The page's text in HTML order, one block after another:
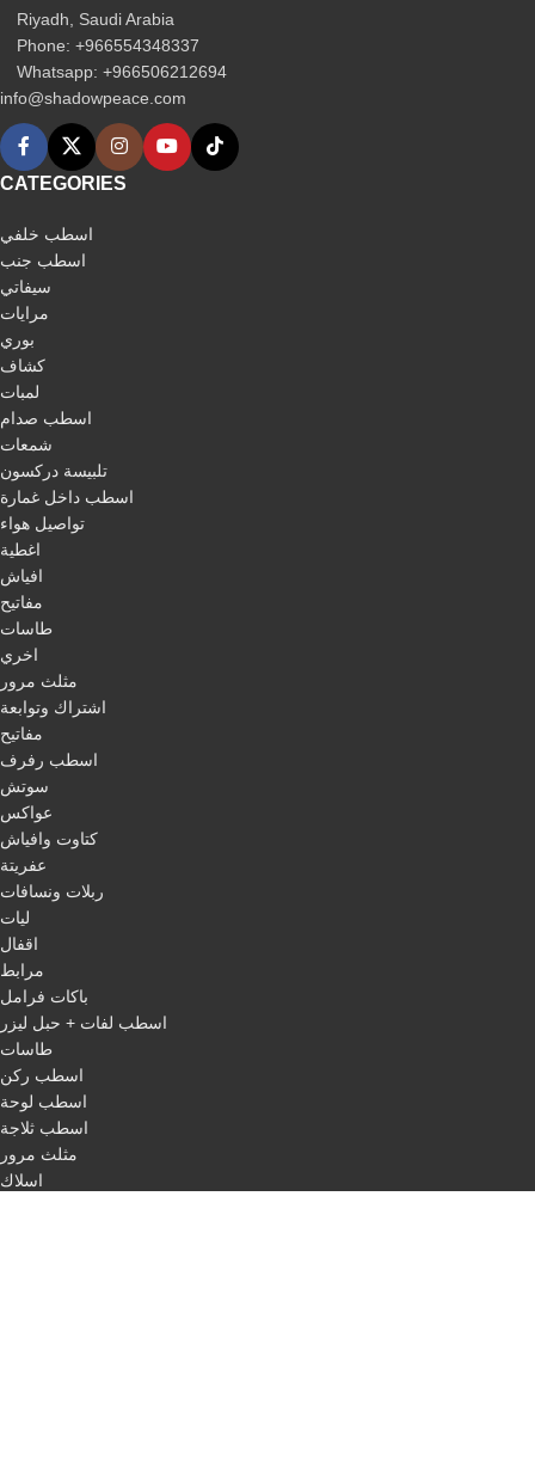
Riyadh, Saudi Arabia
Phone: +966554348337
Whatsapp: +966506212694‬
info@shadowpeace.com
CATEGORIES
اسطب خلفي
اسطب جنب
سيفاتي
مرايات
بوري
كشاف
لمبات
اسطب صدام
شمعات
تلبيسة دركسون
اسطب داخل غمارة
تواصيل هواء
اغطية
افياش
مفاتيح
طاسات
اخري
مثلث مرور
اشتراك وتوابعة
مفاتيح
اسطب رفرف
سوتش
عواكس
كتاوت وافياش
عفريتة
ربلات ونسافات
ليات
اقفال
مرابط
باكات فرامل
اسطب لفات + حبل ليزر
طاسات
اسطب ركن
اسطب لوحة
اسطب ثلاجة
مثلث مرور
اسلاك